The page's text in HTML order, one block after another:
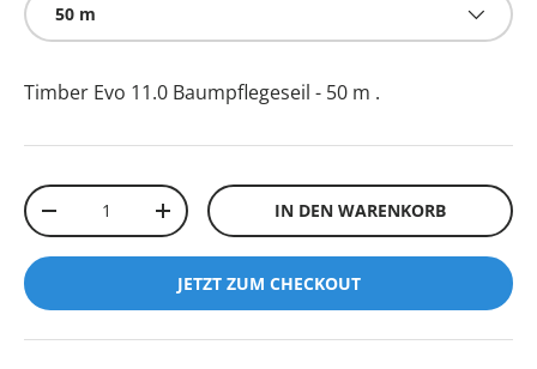
50 m
Timber Evo 11.0 Baumpflegeseil - 50 m .
Anzahl
-
+ IN DEN WARENKORB
JETZT ZUM CHECKOUT